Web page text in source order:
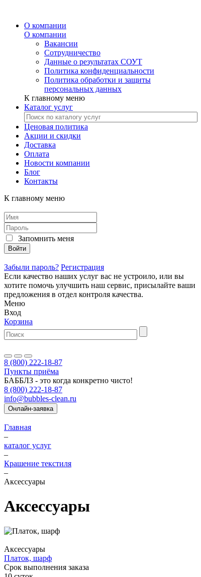
О компании
О компании
Вакансии
Сотрудничество
Данные о результатах СОУТ
Политика конфиденциальности
Политика обработки и защиты
персональных данных
К главному меню
Каталог услуг
Ценовая политика
Акции и скидки
Доставка
Оплата
Новости компании
Блог
Контакты
К главному меню
Запомнить меня
Войти
Забыли пароль? Регистрация
Если качество наших услуг вас не устроило, или вы
хотите помочь улучшить наш сервис, присылайте ваши
предложения в отдел контроля качества.
Меню
Вход
Корзина
8 (800) 222-18-87
Пункты приёма
БАББЛЗ - это когда конкретно чисто!
8 (800) 222-18-87
info@bubbles-clean.ru
Онлайн-заявка
Главная
–
каталог услуг
–
Крашение текстиля
–
Аксессуары
Аксессуары
Аксессуары
Платок, шарф
Срок выполнения заказа